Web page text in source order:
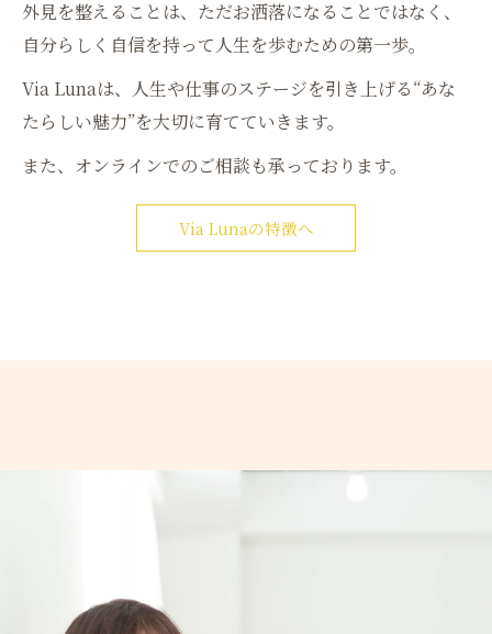
外見を整えることは、ただお洒落になることではなく、
自分らしく自信を持って人生を歩むための第一歩。
Via Lunaは、人生や仕事のステージを引き上げる“あな
たらしい魅力”を大切に育てていきます。
また、オンラインでのご相談も承っております。
Via Lunaの特徴へ